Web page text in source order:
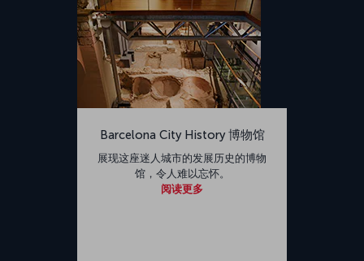
Barcelona City History 博物馆
展现这座迷人城市的发展历史的博物
馆，令人难以忘怀。
阅读更多